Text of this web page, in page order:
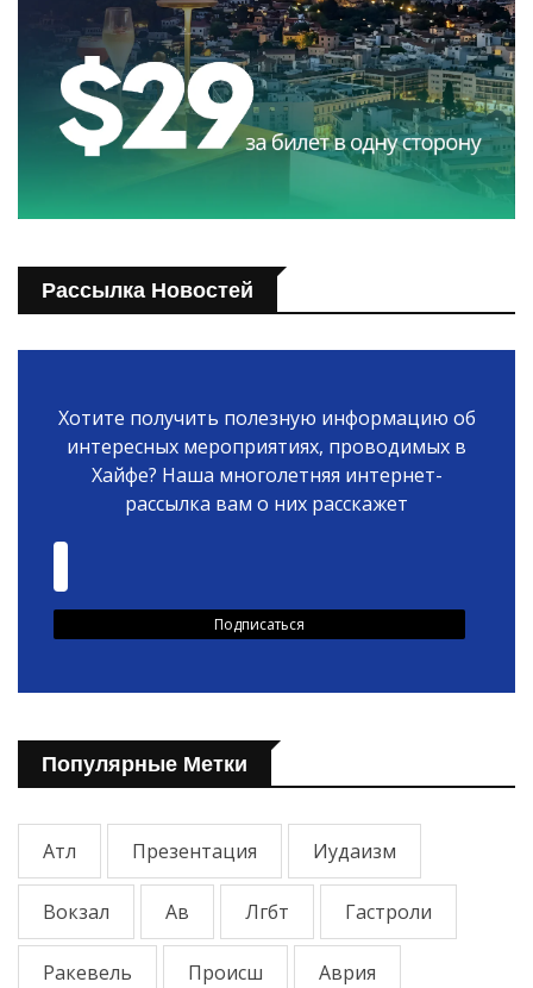
Рассылка Новостей
Хотите получить полезную информацию об
интересных мероприятиях, проводимых в
Хайфе? Наша многолетняя интернет-
рассылка вам о них расскажет
Популярные Метки
Атл Презентация Иудаизм
Вокзал Ав Лгбт Гастроли
Ракевель Происш Аврия